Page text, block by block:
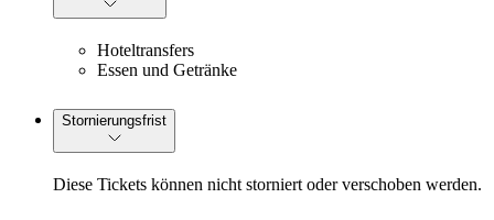
Hoteltransfers
Essen und Getränke
Stornierungsfrist
Diese Tickets können nicht storniert oder verschoben werden.